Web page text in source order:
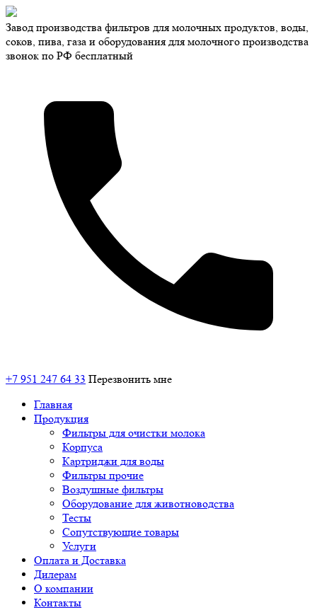
Завод производства фильтров для молочных продуктов, воды,
соков, пива, газа и оборудования для молочного производства
звонок по РФ бесплатный
+7 951 247 64 33 Перезвонить мне
Главная
Продукция
Фильтры для очистки молока
Корпуса
Картриджи для воды
Фильтры прочие
Воздушные фильтры
Оборудование для животноводства
Тесты
Сопутствующие товары
Услуги
Оплата и Доставка
Дилерам
О компании
Контакты